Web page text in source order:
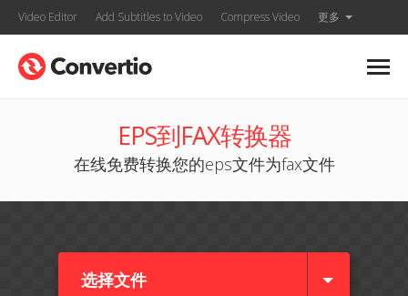
Video Editor Add Subtitles to Video Compress Video 更多
EPS到FAX转换器
在线免费转换您的eps文件为fax文件
选择文件